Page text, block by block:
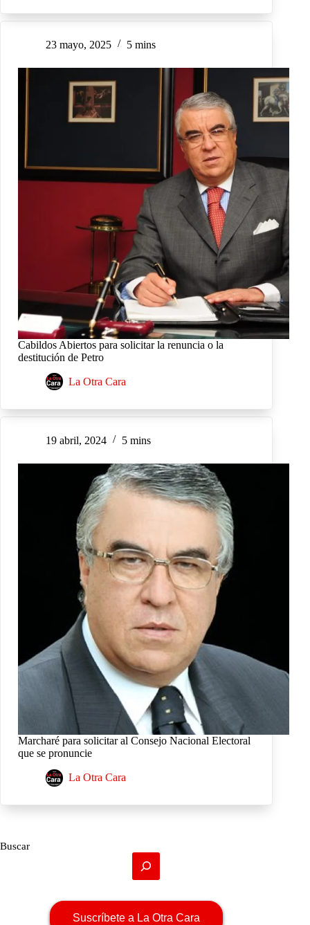
23 mayo, 2025 5 mins
Cabildos Abiertos para solicitar la renuncia o la
destitución de Petro
La Otra Cara
19 abril, 2024 5 mins
Marcharé para solicitar al Consejo Nacional Electoral
que se pronuncie
La Otra Cara
Buscar
Suscríbete a La Otra Cara